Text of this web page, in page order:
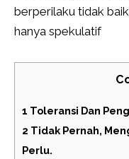
berperilaku tidak
hanya spekulatif
1 Toleransi Dan
2 Tidak Pernah,
Perlu.